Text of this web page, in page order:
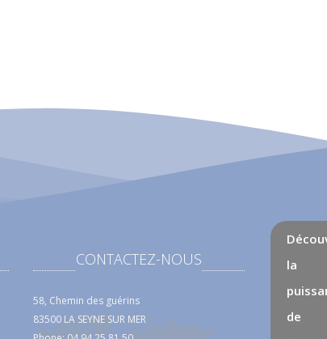
la
de
CONTACTEZ-NOUS
58, Chemin des guérins
83500 LA SEYNE SUR MER